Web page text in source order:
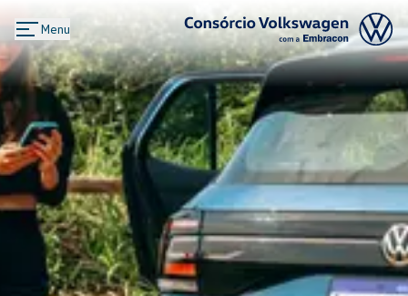
Menu
Logo Consórcio Volkswagen com